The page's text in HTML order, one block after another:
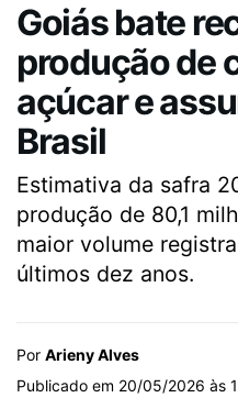
Goiás bate
produção de
açúcar e
Brasil
Estimativa da safra
produção de 80,1
maior volume
últimos dez anos.
Por Arieny Alves
Publicado em 20/05/2026 às